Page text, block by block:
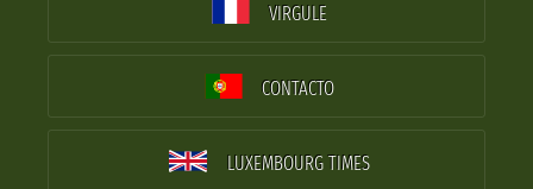
VIRGULE
CONTACTO
LUXEMBOURG TIMES